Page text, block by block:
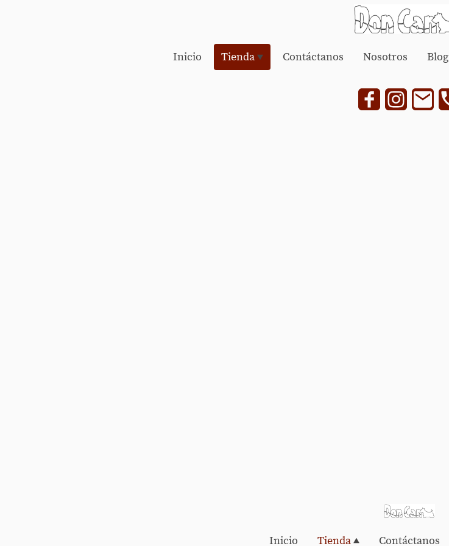
Inicio Tienda Contáctanos Nosotros Blog
Inicio Tienda Contáctanos